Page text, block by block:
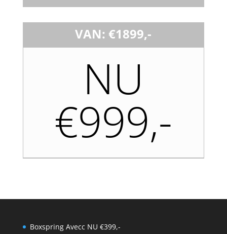
VAN: €1899,-
NU
€999,-
Boxspring Avecc NU €399,-